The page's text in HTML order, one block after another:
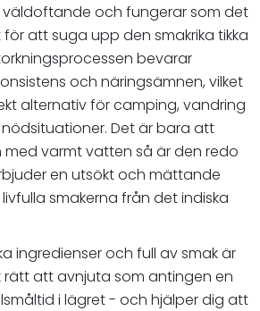
väldoftande och fungerar som det
att suga upp den smakrika tikka
bevarar
och näringsämnen, vilket
alternativ för camping, vandring
Det är bara att
varmt vatten så är den redo
en utsökt och mättande
smakerna från det indiska
ingredienser och full av smak är
att avnjuta som antingen en
i lägret - och hjälper dig att